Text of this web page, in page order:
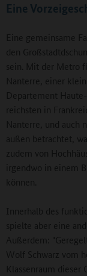
Eine
Eine gemeinsame
den
sein. Mit der Metro
Nanterre, einer
Departement
reichsten in
Nanterre, und auch
außen betrachtet,
zudem von
irgendwo in einem
können.
Innerhalb des
spielte aber eine
Außerdem:
Wolf Schwarz vom
Klassenraum dieser